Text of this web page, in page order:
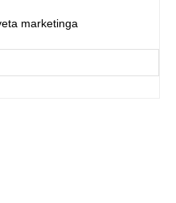
marketinga